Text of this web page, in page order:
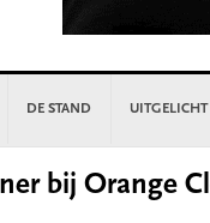
DE STAND UITGELICHT
bij Orange